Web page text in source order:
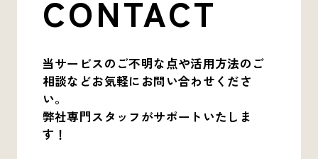
CONTACT
当サービスのご不明な点や活用方法のご
相談などお気軽にお問い合わせくださ
い。
弊社専門スタッフがサポートいたしま
す！